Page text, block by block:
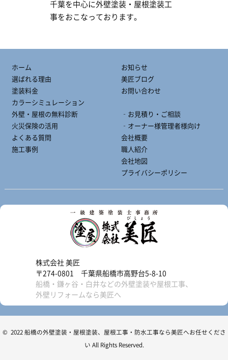
千葉を中心に外壁塗装・屋根塗装工
事をおこなっております。
ホーム
選ばれる理由
塗装料金
カラーシミュレーション
外壁・屋根の無料診断
火災保険の活用
よくある質問
施工事例
お知らせ
美匠ブログ
お問い合わせ
‐お見積り・ご相談
‐オーナー様管理者様向け
会社概要
職人紹介
会社地図
プライバシーポリシー
株式会社 美匠
〒274-0801 千葉県船橋市高野台5-8-10
船橋・鎌ヶ谷・白井などの外壁塗装や屋根工事、
外壁リフォームなら美匠へ
© 2022 船橋の外壁塗装・屋根塗装、屋根工事・防水工事なら美匠へお任せくださ
い All Rights Reserved.